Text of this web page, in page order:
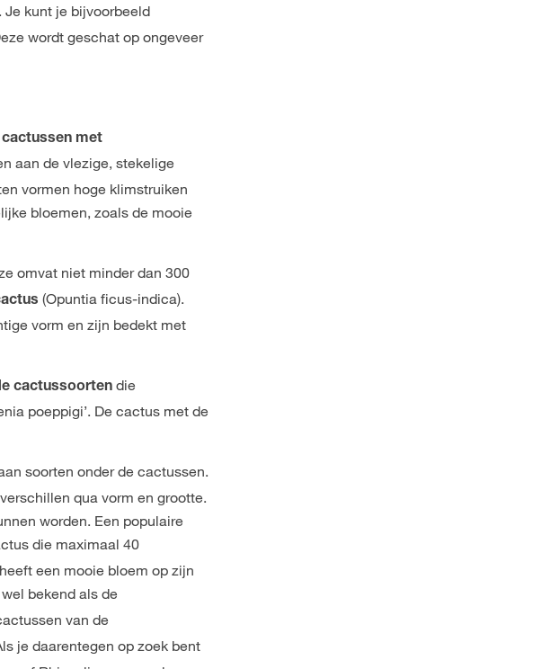
Je kunt je bijvoorbeeld
wordt geschat op ongeveer
cactussen met
aan de vlezige, stekelige
vormen hoge klimstruiken
bloemen, zoals de mooie
omvat niet minder dan 300
(Opuntia ficus-indica).
vorm en zijn bedekt met
cactussoorten die
poeppigi’. De cactus met de
soorten onder de cactussen.
qua vorm en grootte.
worden. Een populaire
die maximaal 40
een mooie bloem op zijn
bekend als de
van de
je daarentegen op zoek bent